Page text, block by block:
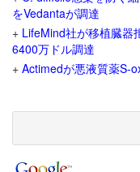
をVedantaが調達
+ LifeMind社が移植臓器
6400万ドル調達
+ Actimedが悪液質薬S-